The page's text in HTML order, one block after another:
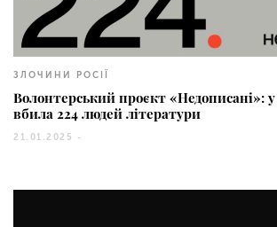
ЗЛОЧИНИ РОСІЇ
Волонтерський проєкт «Недописані»: у
вбила 224 людей літератури
21.01.2025 -